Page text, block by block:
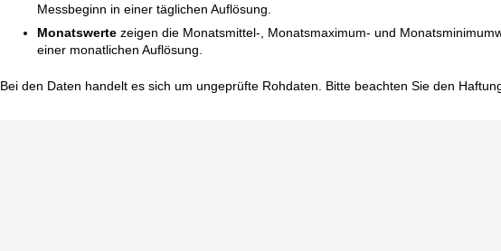
Messbeginn in einer täglichen Auflösung.
Monatswertezeigen die Monatsmittel-, Monatsmaximum- und
einer monatlichen Auflösung.
Bei den Daten handelt es sich um ungeprüfte Rohdaten. Bitte beachten Sie den